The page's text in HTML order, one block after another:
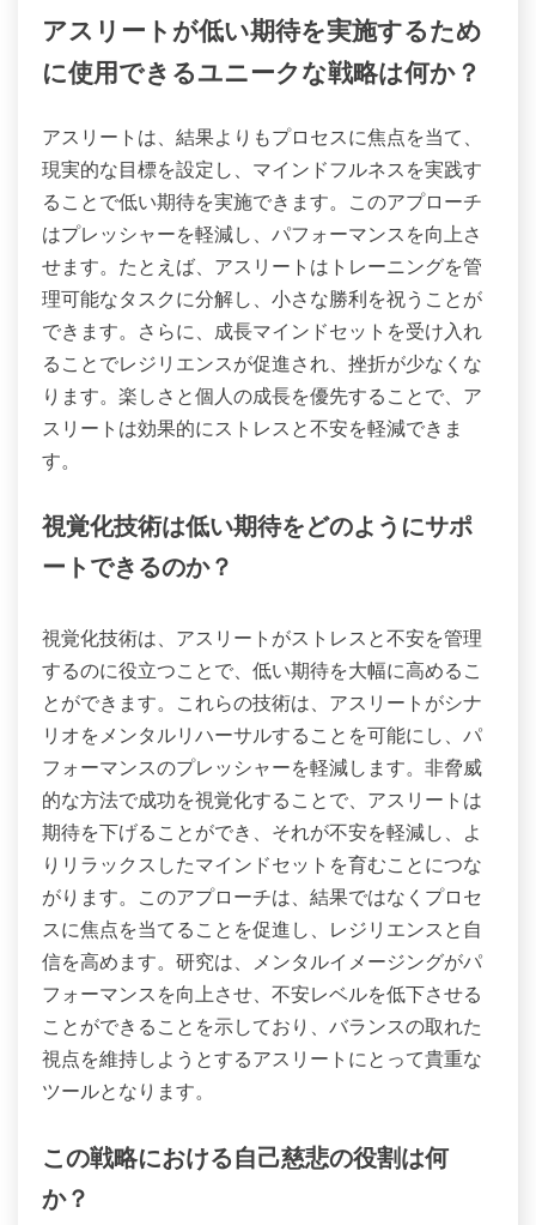
アスリートが低い期待を実施するため
に使用できるユニークな戦略は何か？
アスリートは、結果よりもプロセスに焦点を当て、
現実的な目標を設定し、マインドフルネスを実践す
ることで低い期待を実施できます。このアプローチ
はプレッシャーを軽減し、パフォーマンスを向上さ
せます。たとえば、アスリートはトレーニングを管
理可能なタスクに分解し、小さな勝利を祝うことが
できます。さらに、成長マインドセットを受け入れ
ることでレジリエンスが促進され、挫折が少なくな
ります。楽しさと個人の成長を優先することで、ア
スリートは効果的にストレスと不安を軽減できま
す。
視覚化技術は低い期待をどのようにサポ
ートできるのか？
視覚化技術は、アスリートがストレスと不安を管理
するのに役立つことで、低い期待を大幅に高めるこ
とができます。これらの技術は、アスリートがシナ
リオをメンタルリハーサルすることを可能にし、パ
フォーマンスのプレッシャーを軽減します。非脅威
的な方法で成功を視覚化することで、アスリートは
期待を下げることができ、それが不安を軽減し、よ
りリラックスしたマインドセットを育むことにつな
がります。このアプローチは、結果ではなくプロセ
スに焦点を当てることを促進し、レジリエンスと自
信を高めます。研究は、メンタルイメージングがパ
フォーマンスを向上させ、不安レベルを低下させる
ことができることを示しており、バランスの取れた
視点を維持しようとするアスリートにとって貴重な
ツールとなります。
この戦略における自己慈悲の役割は何
か？